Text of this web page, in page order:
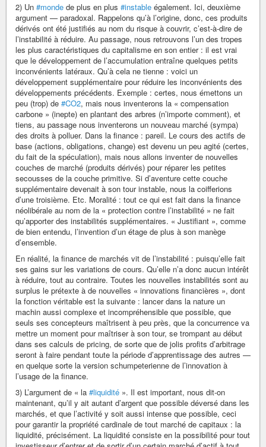
2) Un #monde de plus en plus #instable également. Ici, deuxième
argument — paradoxal. Rappelons qu’à l’origine, donc, ces produits
dérivés ont été justifiés au nom du risque à couvrir, c’est-à-dire de
l’instabilité à réduire. Au passage, nous retrouvons l’un des tropes
les plus caractéristiques du capitalisme en son entier : il est vrai
que le développement de l’accumulation entraîne quelques petits
inconvénients latéraux. Qu’à cela ne tienne : voici un
développement supplémentaire pour réduire les inconvénients des
développements précédents. Exemple : certes, nous émettons un
peu (trop) de #CO2, mais nous inventerons la « compensation
carbone » (inepte) en plantant des arbres (n’importe comment), et
tiens, au passage nous inventerons un nouveau marché (sympa)
des droits à polluer. Dans la finance : pareil. Le cours des actifs de
base (actions, obligations, change) est devenu un peu agité (certes,
du fait de la spéculation), mais nous allons inventer de nouvelles
couches de marché (produits dérivés) pour réparer les petites
secousses de la couche primitive. Si d’aventure cette couche
supplémentaire devenait à son tour instable, nous la coifferions
d’une troisième. Etc. Moralité : tout ce qui est fait dans la finance
néolibérale au nom de la « protection contre l’instabilité » ne fait
qu’apporter des instabilités supplémentaires. « Justifiant », comme
de bien entendu, l’invention d’un étage de plus à son manège
d’ensemble.
En réalité, la finance de marchés vit de l’instabilité : puisqu’elle fait
ses gains sur les variations de cours. Qu’elle n’a donc aucun intérêt
à réduire, tout au contraire. Toutes les nouvelles instabilités sont au
surplus le prétexte à de nouvelles « innovations financières », dont
la fonction véritable est la suivante : lancer dans la nature un
machin aussi complexe et incompréhensible que possible, que
seuls ses concepteurs maîtrisent à peu près, que la concurrence va
mettre un moment pour maîtriser à son tour, se trompant au début
dans ses calculs de pricing, de sorte que de jolis profits d’arbitrage
seront à faire pendant toute la période d’apprentissage des autres —
en quelque sorte la version schumpeterienne de l’innovation à
l’usage de la finance.
3) L’argument de « la #liquidité ». Il est important, nous dit-on
maintenant, qu’il y ait autant d’argent que possible déversé dans les
marchés, et que l’activité y soit aussi intense que possible, ceci
pour garantir la propriété cardinale de tout marché de capitaux : la
liquidité, précisément. La liquidité consiste en la possibilité pour tout